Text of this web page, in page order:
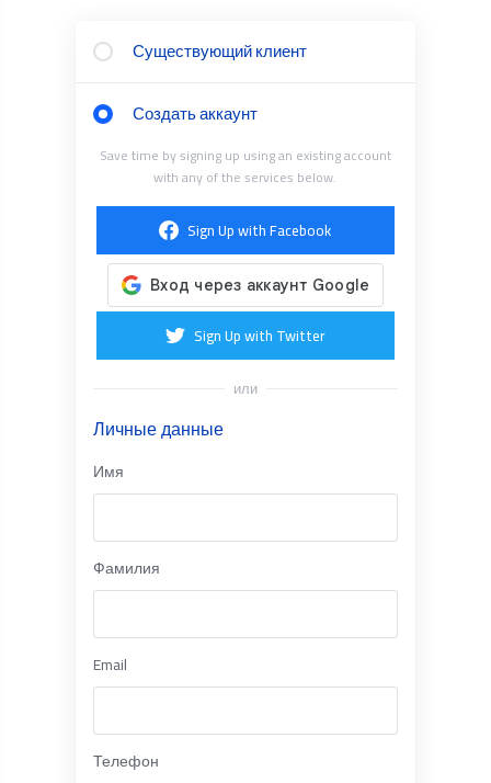
Существующий клиент
Создать аккаунт
Save time by signing up using an existing account
with any of the services below.
Sign Up with Facebook
Sign Up with Twitter
или
Личные данные
Имя
Фамилия
Email
Телефон